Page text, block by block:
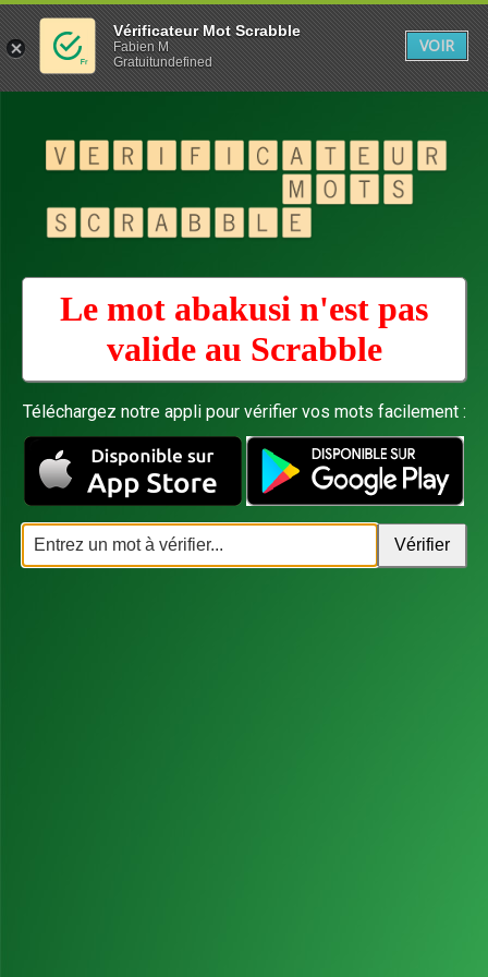
Le mot abakusi n'est pas
valide au Scrabble
Téléchargez notre appli pour vérifier vos mots facilement :
Vérificateur Mot Scrabble
Fabien M
Gratuitundefined
VOIR